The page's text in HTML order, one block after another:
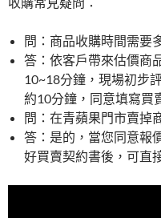
問：商品收購時間需要
答：依客戶帶來估價商
10~18分鐘，現場初步
約10分鐘，同意填寫買
問：在青蘋果門市賣掉
答：是的，當您同意報
好買賣契約書後，可直